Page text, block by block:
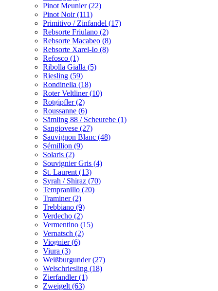
Pinot Meunier (22)
Pinot Noir (111)
Primitivo / Zinfandel (17)
Rebsorte Friulano (2)
Rebsorte Macabeo (8)
Rebsorte Xarel-Io (8)
Refosco (1)
Ribolla Gialla (5)
Riesling (59)
Rondinella (18)
Roter Veltliner (10)
Rotgipfler (2)
Roussanne (6)
Sämling 88 / Scheurebe (1)
Sangiovese (27)
Sauvignon Blanc (48)
Sémillion (9)
Solaris (2)
Souvignier Gris (4)
St. Laurent (13)
Syrah / Shiraz (70)
Tempranillo (20)
Traminer (2)
Trebbiano (9)
Verdecho (2)
Vermentino (15)
Vernatsch (2)
Viognier (6)
Viura (3)
Weißburgunder (27)
Welschriesling (18)
Zierfandler (1)
Zweigelt (63)